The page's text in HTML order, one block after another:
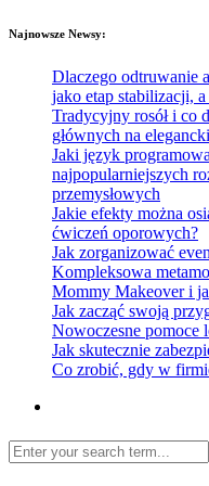
Najnowsze Newsy:
Dlaczego odtruwanie
jako etap stabilizacji,
Tradycyjny rosół i co
głównych na
Jaki język
najpopularniejszych
przemysłowych
Jakie efekty można
ćwiczeń oporowych?
Jak zorganizować
Kompleksowa
Mommy Makeover i
Jak zacząć swoją
Nowoczesne pomoce
Jak skutecznie
Co zrobić, gdy w